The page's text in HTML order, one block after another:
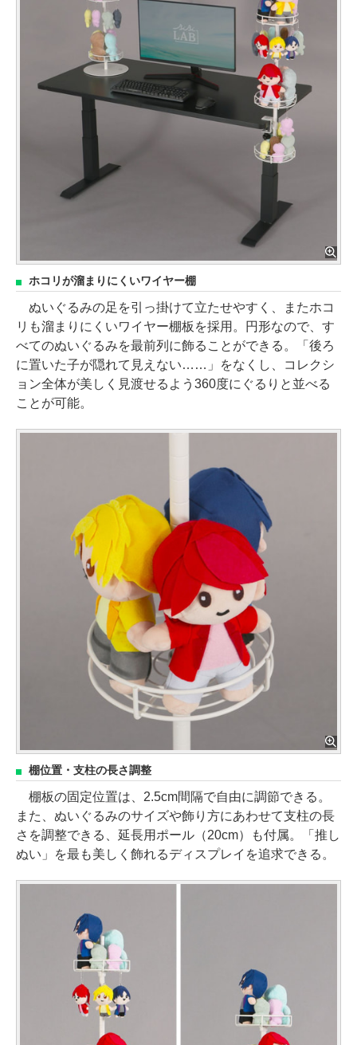
ホコリが溜まりにくいワイヤー棚
ぬいぐるみの足を引っ掛けて立たせやすく、またホコ
リも溜まりにくいワイヤー棚板を採用。円形なので、す
べてのぬいぐるみを最前列に飾ることができる。「後ろ
に置いた子が隠れて見えない……」をなくし、コレクシ
ョン全体が美しく見渡せるよう360度にぐるりと並べる
ことが可能。
棚位置・支柱の長さ調整
棚板の固定位置は、2.5cm間隔で自由に調節できる。
また、ぬいぐるみのサイズや飾り方にあわせて支柱の長
さを調整できる、延長用ポール（20cm）も付属。「推し
ぬい」を最も美しく飾れるディスプレイを追求できる。